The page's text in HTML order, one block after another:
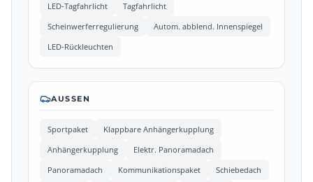
LED-Tagfahrlicht
Tagfahrlicht
Scheinwerferregulierung
Autom. abblend. Innenspiegel
LED-Rückleuchten
AUSSEN
Sportpaket
Klappbare Anhängerkupplung
Anhängerkupplung
Elektr. Panoramadach
Panoramadach
Kommunikationspaket
Schiebedach